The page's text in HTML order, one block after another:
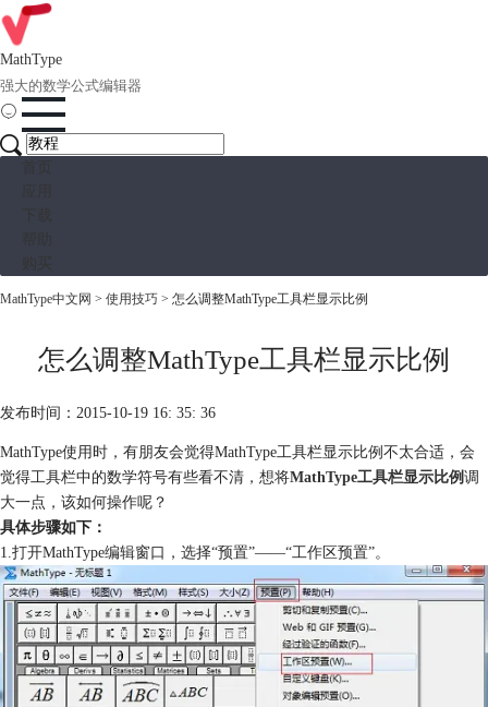
MathType
强大的数学公式编辑器
MathType中文网 > 使用技巧 > 怎么调整MathType工具栏显示比例
怎么调整MathType工具栏显示比例
发布时间：2015-10-19 16: 35: 36
MathType使用时，有朋友会觉得MathType工具栏显示比例不太合适，会
觉得工具栏中的数学符号有些看不清，想将MathType工具栏显示比例调
大一点，该如何操作呢？
具体步骤如下：
1.打开MathType编辑窗口，选择“预置”——“工作区预置”。